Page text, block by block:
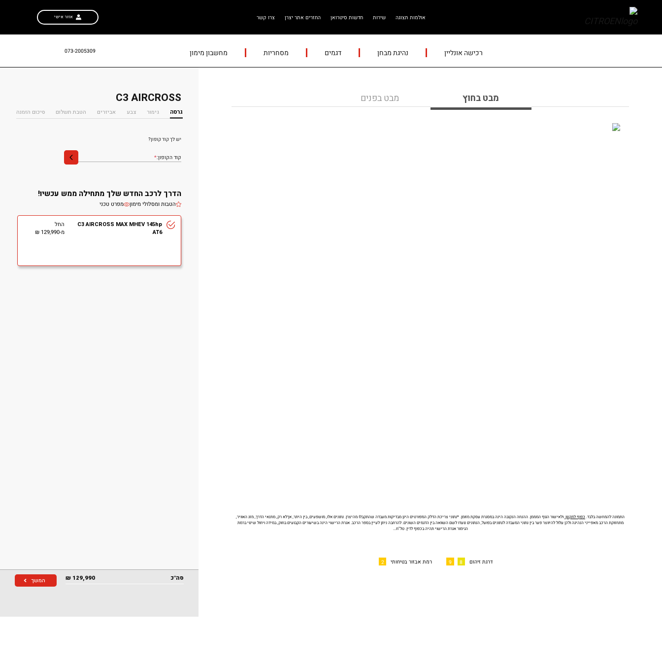
main
אולמות תצוגה שירות חדשות סיטרואן החזרים אתר יצרן צרו קשר אזור אישי
רכישה אונליין נהיגת מבחן דגמים מסחריות מחשבון מימון 073-2005309
C3 AIRCROSS
גרסה גימור צבע אביזרים הטבת תשלום סיכום הזמנה
יש לך קוד קופון?
קוד הקופון:*
הדרך לרכב החדש שלך מתחילה ממש עכשיו!
הטבות ומסלולי מימון מפרט טכני
C3 AIRCROSS MAX MHEV 145hp
AT6
החל
מ-129,990 ₪
המשך סה"כ 129,990
₪
מבט בחוץ מבט בפנים
התמונה להמחשה בלבד. כפוף לתקנון.ולאישור הגוף המממן. ההנחה הנקובה הינה במסגרת עסקת מזומן. *נתוני צריכת הדלק המפורטים הינן מבדיקות מעבדה שהתקבלו מהיצרן. נתונים אלו, מושפעים, בין היתר, אךלא רק, מתנאי הדרך, מזג האוויר,
מתחזוקת הרכב מאפייני הנהיגה ולכן עלול להיווצר פער בין נתוני המעבדה לנתונים בפועל, הנתונים נועדו לשם השוואה בין הדגמים השונים. להרחבה ניתן לעיין בספר הרכב. אגרת הרישוי הינה בשיעורים הקבועים בחוק, במידה ויחול שינוי ברמת
הגימור אגרת הרישוי תהיה בכפוף לדין. טל"ח...
דרגת זיהום 8
9 רמת אבזור בטיחותי 2